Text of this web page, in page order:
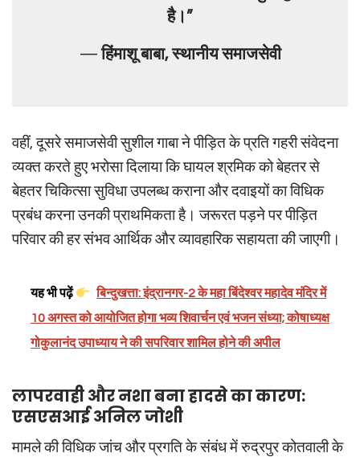
है।”
—हिंमाशू बाबा, स्थानीय समाजसेवी
वहीं, दूसरे समाजसेवी सुशील गाबा ने पीड़ित के प्रति गहरी संवेदना
व्यक्त करते हुए भरोसा दिलाया कि घायल श्रमिक को बेहतर से
बेहतर चिकित्सा सुविधा उपलब्ध कराना और दवाइयों का विधिक
प्रबंध करना उनकी प्राथमिकता है। जरूरत पड़ने पर पीड़ित
परिवार की हर संभव आर्थिक और व्यावहारिक सहायता की जाएगी।
यह भी पढ़ें
बिन्दुखत्ता: इंद्रानगर-2 के महा बिंदेश्वर महादेव मंदिर में
10 अगस्त को आयोजित होगा भव्य शिवार्चन एवं भजन संध्या; कोषाध्यक्ष
गोकुलानंद उपाध्याय ने की सपरिवार शामिल होने की अपील
लापरवाही और नशा बना हादसे का कारण:
एसएसआई अनिल जोशी
मामले की विधिक जांच और प्रगति के संबंध में रुद्रपुर कोतवाली के